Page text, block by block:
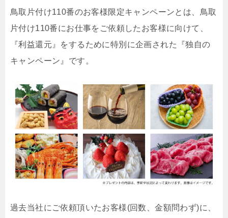
鳥取片付け110番のお客様限定キャンペーンとは、鳥取
片付け110番にお仕事をご依頼したお客様に向けて、
『利益還元』をするために特別に企画された『独自の
キャンペーン』です。
過去当社にご依頼頂いたお客様(回数、金額問わず)に、